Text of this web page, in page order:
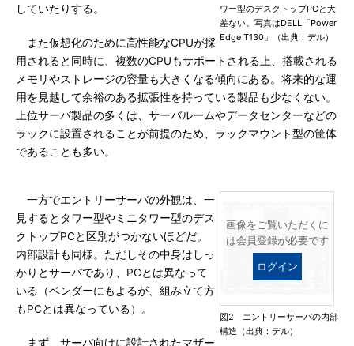
ワー型のデスクトップPCと大
差ない。写真はDELL「Power
Edge T130」（出典：デル）
していたりする。
また仮想化のために高性能なCPUが採
用されると同時に、複数のCPUもサポートされる上、搭載される
メモリやストレージの容量も大きくなる傾向にある。将来的な運
用を見越して余裕のある拡張性を持っている製品も少なくない。
上位サーバ製品の多くは、サーバルームやデータセンターなどの
ラックに設置されることが前提のため、ラックマウント型の筐体
であることも多い。
画像をご覧いただくに
は会員登録が必要です
ログイン
図2 エントリーサーバの内部
構造（出典：デル）
一方でエントリーサーバの外観は、一
見するとタワー型やミニタワー型のデス
クトップPCと区別がつかないほどだ。
内部設計も同様。ただしその中身はしっ
かりとサーバであり、PCとは異なって
いる（ベンダーにもよるが、組み立て方
もPCとは異なっている）。
まず、サーバ向けに設計されたマザー